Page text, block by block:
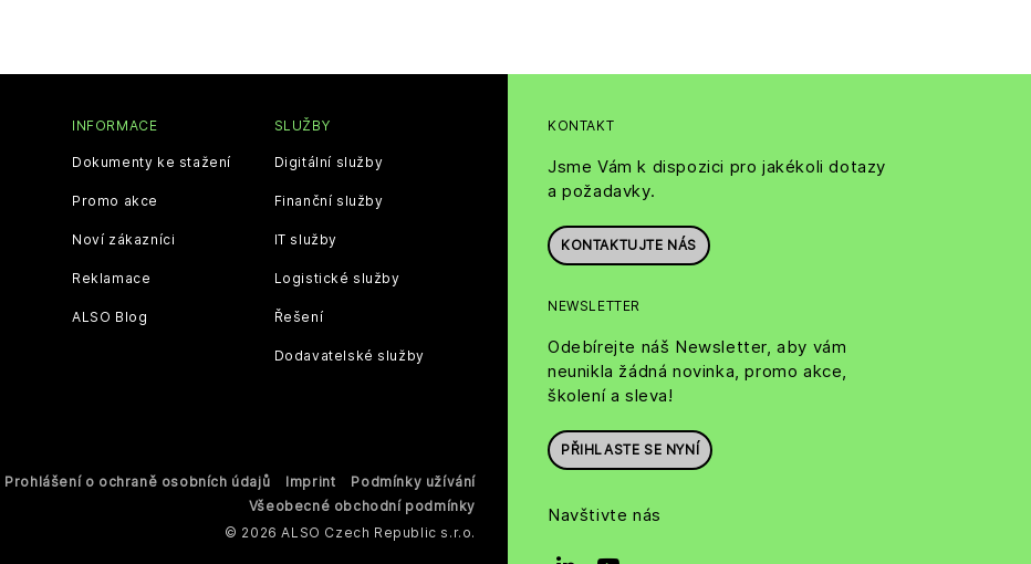
KONTAKT
Jsme Vám k dispozici pro jakékoli dotazy
a požadavky.
KONTAKTUJTE NÁS
NEWSLETTER
Odebírejte náš Newsletter, aby vám
neunikla žádná novinka, promo akce,
školení a sleva!
PŘIHLASTE SE NYNÍ
Navštivte nás
INFORMACE
Dokumenty ke stažení
Promo akce
Noví zákazníci
Reklamace
ALSO Blog
SLUŽBY
Digitální služby
Finanční služby
IT služby
Logistické služby
Řešení
Dodavatelské služby
Prohlášení o ochraně osobních údajů Imprint
Podmínky užívání
Všeobecné obchodní podmínky
© 2026 ALSO Czech Republic s.r.o.